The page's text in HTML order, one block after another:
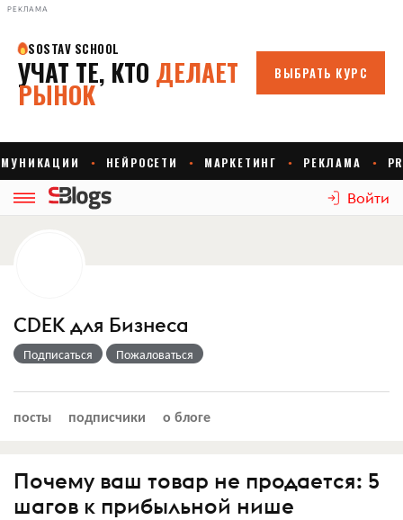
РЕКЛАМА
Войти
CDEK для Бизнеса
Подписаться Пожаловаться
посты подписчики о блоге
Почему ваш товар не продается: 5
шагов к прибыльной нише